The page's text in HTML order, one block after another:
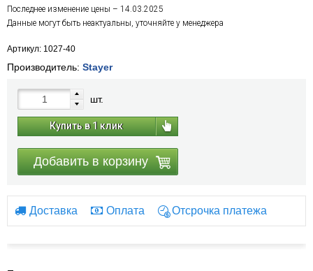
Последнее изменение цены – 14.03.2025
Данные могут быть неактуальны, уточняйте у менеджера
Артикул: 1027-40
Производитель: Stayer
шт.
Купить в 1 клик
Добавить в корзину
Доставка Оплата Отсрочка платежа